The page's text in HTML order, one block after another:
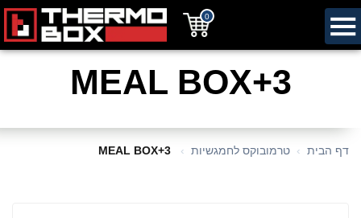
0
MEAL BOX+3
דף הבית טרמובוקס לחמגשיות MEAL BOX+3